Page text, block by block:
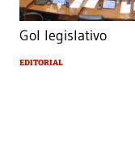
Gol legislativo
EDITORIAL